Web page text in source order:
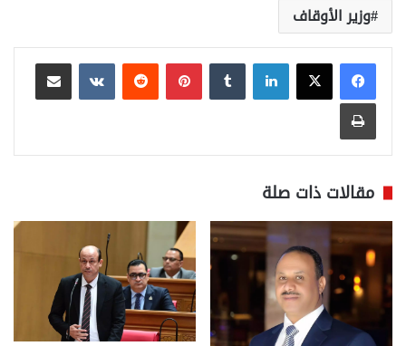
وزير الأوقاف
لينكدإن بينتيريست
مشاركة عبر البريد
طباعة
مقالات ذات صلة